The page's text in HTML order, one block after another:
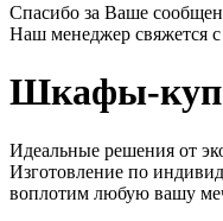
Спасибо за Ваше
Наш менеджер свяжется
Шкафы-
Идеальные решения от
Изготовление по
воплотим любую вашу